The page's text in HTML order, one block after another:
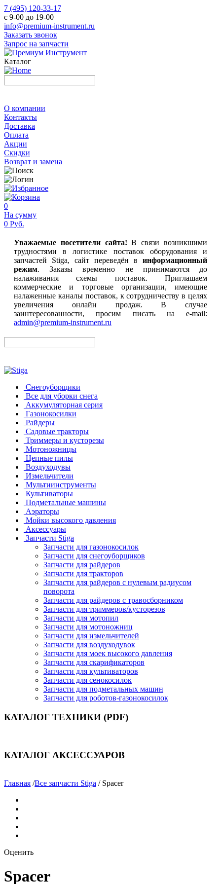
7 (495) 120-33-17
с 9-00 до 19-00
info@premium-instrument.ru
Заказать звонок
Запрос на запчасти
Каталог
О компании
Контакты
Доставка
Оплата
Акции
Скидки
Возврат и замена
0
На сумму
0 Руб.
Уважаемые посетители сайта! В связи возникшими
трудностями в логистике поставок оборудования и
запчастей Stiga, сайт переведён в информационный
режим. Заказы временно не принимаются до
налаживания схемы поставок. Приглашаем
коммерческие и торговые организации, имеющие
налаженные каналы поставок, к сотрудничеству в целях
увеличения онлайн продаж. В случае
заинтересованности, просим писать на e-mail:
admin@premium-instrument.ru
Снегоуборщики
Все для уборки снега
Аккумуляторная серия
Газонокосилки
Райдеры
Садовые тракторы
Триммеры и кусторезы
Мотоножницы
Цепные пилы
Воздуходувы
Измельчители
Мультиинструменты
Культиваторы
Подметальные машины
Аэраторы
Мойки высокого давления
Аксессуары
Запчасти Stiga
Запчасти для газонокосилок
Запчасти для снегоуборщиков
Запчасти для райдеров
Запчасти для тракторов
Запчасти для райдеров с нулевым радиусом
поворота
Запчасти для райдеров с травосборником
Запчасти для триммеров/кусторезов
Запчасти для мотопил
Запчасти для мотоножниц
Запчасти для измельчителей
Запчасти для воздуходувок
Запчасти для моек высокого давления
Запчасти для скарификаторов
Запчасти для культиваторов
Запчасти для сенокосилок
Запчасти для подметальных машин
Запчасти для роботов-газонокосилок
КАТАЛОГ ТЕХНИКИ (PDF)
КАТАЛОГ АКСЕССУАРОВ
Главная /Все запчасти Stiga / Spacer
Оценить
Spacer